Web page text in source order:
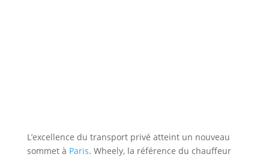
L’excellence du transport privé atteint un nouveau
sommet à Paris. Wheely, la référence du chauffeur